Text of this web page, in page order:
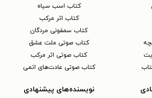
کتاب اسب سیاه
کتاب اثر مرکب
کتاب سمفونی مردگان
کتاب صوتی ملت عشق
کتاب صوتی اثر مرکب
کتاب صوتی عادت‌های اتمی
نویسنده‌های پیشنهادی